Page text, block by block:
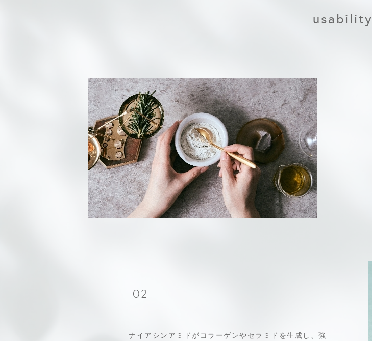
usability
02
ナイアシンアミドがコラーゲンやセラミドを生成し、強